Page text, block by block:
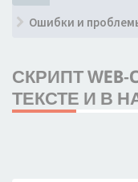
Ошибки и
СКРИПТ
ТЕКСТЕ И В